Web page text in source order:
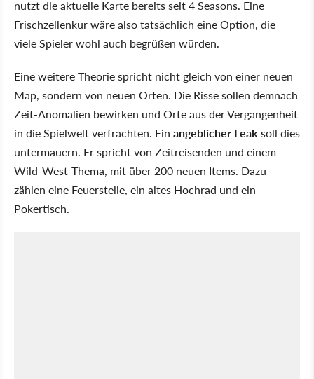
nutzt die aktuelle Karte bereits seit 4 Seasons. Eine
Frischzellenkur wäre also tatsächlich eine Option, die
viele Spieler wohl auch begrüßen würden.
Eine weitere Theorie spricht nicht gleich von einer neuen
Map, sondern von neuen Orten. Die Risse sollen demnach
Zeit-Anomalien bewirken und Orte aus der Vergangenheit
in die Spielwelt verfrachten. Ein angeblicher Leaksoll dies
untermauern. Er spricht von Zeitreisenden und einem
Wild-West-Thema, mit über 200 neuen Items. Dazu
zählen eine Feuerstelle, ein altes Hochrad und ein
Pokertisch.